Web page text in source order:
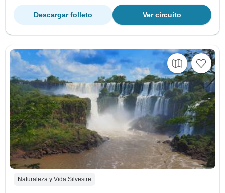
Ver circuito
Descargar folleto
Naturaleza y Vida Silvestre